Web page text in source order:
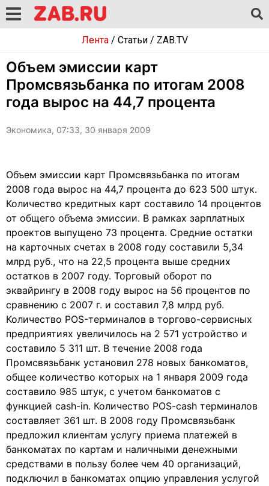
Лента/ Статьи/ ZAB.TV
Объем эмиссии карт
Промсвязьбанка по итогам 2008
года вырос на 44,7 процента
Экономика, 07:33, 30 января 2009
Объем эмиссии карт Промсвязьбанка по итогам
2008 года вырос на 44,7 процента до 623 500 штук.
Количество кредитных карт составило 14 процентов
от общего объема эмиссии. В рамках зарплатных
проектов выпущено 73 процента. Средние остатки
на карточных счетах в 2008 году составили 5,34
млрд руб., что на 22,5 процента выше средних
остатков в 2007 году. Торговый оборот по
эквайрингу в 2008 году вырос на 56 процентов по
сравнению с 2007 г. и составил 7,8 млрд руб.
Количество POS-терминалов в торгово-сервисных
предприятиях увеличилось на 2 571 устройство и
составило 5 311 шт. В течение 2008 года
Промсвязьбанк установил 278 новых банкоматов,
общее количество которых на 1 января 2009 года
составило 985 штук, с учетом банкоматов с
функцией cash-in. Количество POS-cash терминалов
составляет 361 шт. В 2008 году Промсвязьбанк
предложил клиентам услугу приема платежей в
банкоматах по картам и наличными денежными
средствами в пользу более чем 40 организаций,
подключил в банкоматах опцию управления услугой